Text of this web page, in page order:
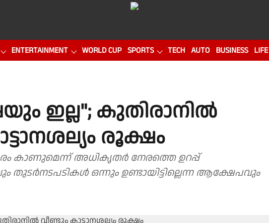
ENTERTAINMENT WORLD CUP SPORTS TECH AUTO BUSINESS LIFE
ഇല്ല"; കുതിരാനിൽ
രൂക്ഷം
കാണുമെന്ന് അധികൃതർ നേരത്തെ ഉറപ്പ്
തുടർനടപടികൾ ഒന്നും ഉണ്ടായിട്ടില്ലെന്ന ആക്ഷേപവും